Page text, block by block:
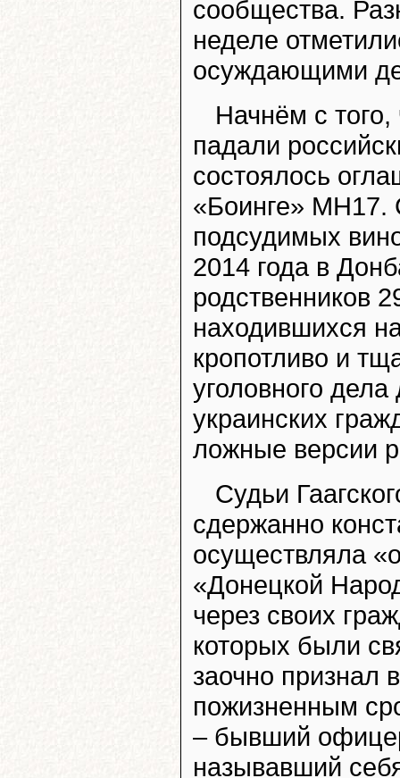
сообщества.
неделе
осуждающими
Начнём с того,
падали
состоялось
«Боинге»
подсудимых
2014 года в
родственников
находившихся
кропотливо и
уголовного
украинских
ложные версии
Судьи
сдержанно
осуществляла
«Донецкой
через своих
которых были
заочно признал
пожизненным
– бывший
называвший